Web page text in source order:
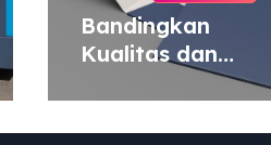
Bandingkan
Kualitas dan
Harga Cetak
Map yang Murah
atau Mahal